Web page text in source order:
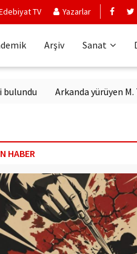
TV Yazarlar
Arşiv Sanat
Arkanda yürüyen M.
HABER